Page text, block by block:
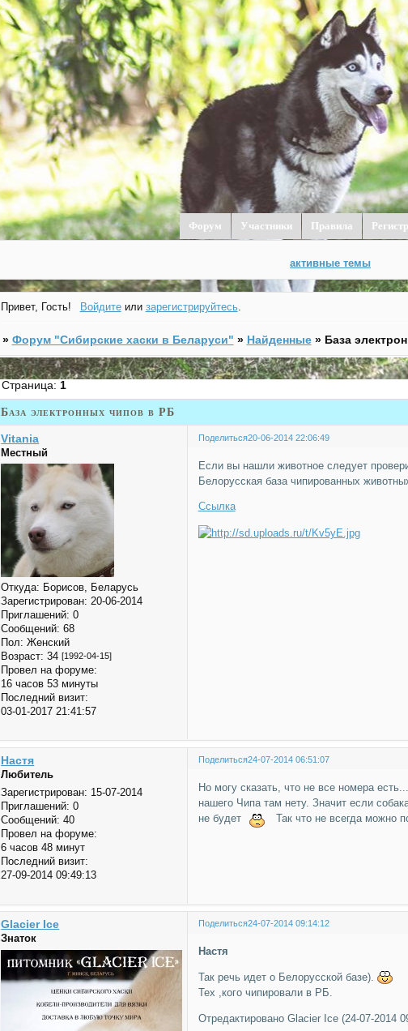
Форум Участники Правила
активные темы
Привет, Гость! Войдитеили зарегистрируйтесь.
» Форум "Cибирские хаски в Беларуси" » Найденные » База
База электронных чипов в РБ
Страница: 1
Поделиться20-06-2014 22:06:49
Vitania
Местный
Откуда: Борисов, Беларусь
Зарегистрирован: 20-06-2014
Приглашений: 0
Сообщений: 68
Пол: Женский
Возраст: 34[1992-04-15]
Провел на форуме:
16 часов 53 минуты
Последний визит:
03-01-2017 21:41:57
Если вы нашли животное следует
Белорусская база чипированных
Ссылка
Поделиться24-07-2014 06:51:07
Настя
Любитель
Зарегистрирован: 15-07-2014
Приглашений: 0
Сообщений: 40
Провел на форуме:
6 часов 48 минут
Последний визит:
27-09-2014 09:49:13
Но могу сказать, что не все номера
нашего Чипа там нету. Значит если
не будет
Так что не всегда можно
Поделиться24-07-2014 09:14:12
Glacier Ice
Знаток
Настя
Так речь идет о Белорусской базе).
Тех ,кого чипировали в РБ.
Отредактировано Glacier Ice (24-07-2014